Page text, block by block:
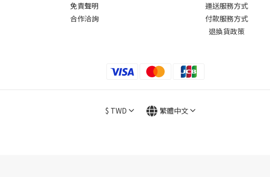
免責聲明
合作洽詢
運送服務方式
付款服務方式
退換貨政策
$ TWD 繁體中文